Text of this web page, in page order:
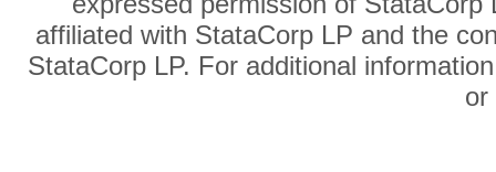
affiliated with StataCorp LP and the
StataCorp LP. For additional
or